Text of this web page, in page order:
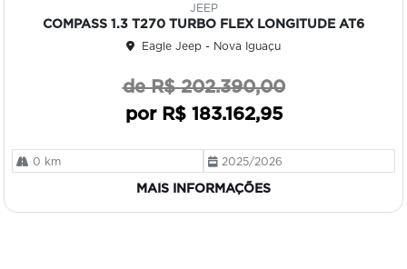
JEEP
COMPASS 1.3 T270 TURBO FLEX LONGITUDE AT6
Eagle Jeep - Nova Iguaçu
de R$ 202.390,00
por R$ 183.162,95
0 km 2025/2026
MAIS INFORMAÇÕES